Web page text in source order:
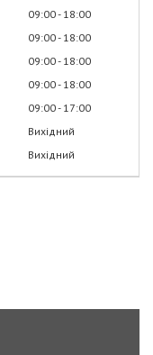
09:00 18:00
09:00 18:00
09:00 18:00
09:00 18:00
09:00 17:00
Вихідний
Вихідний